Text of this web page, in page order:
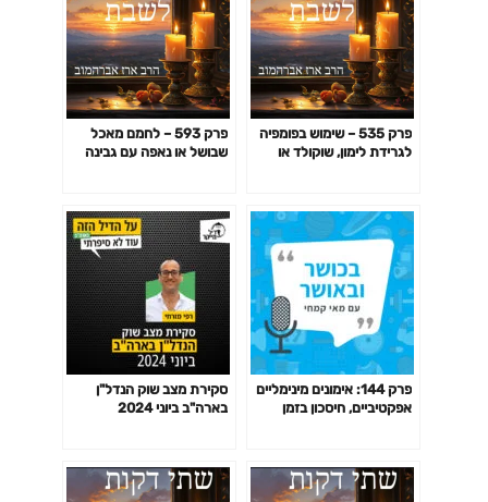
פרק 535 – שימוש בפומפיה
לגרידת לימון, שוקולד או
פרק 593 – לחמם מאכל
שבושל או נאפה עם גבינה
פרק 144: אימונים מינימליים
אפקטיביים, חיסכון בזמן
סקירת מצב שוק הנדל"ן
בארה"ב ביוני 2024